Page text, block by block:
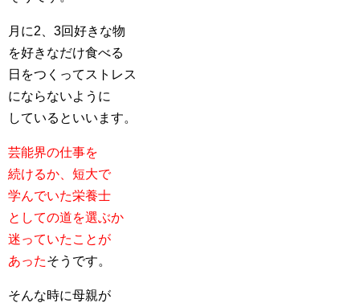
月に2、3回好きな物
を好きなだけ食べる
日をつくってストレス
にならないように
しているといいます。
芸能界の仕事を
続けるか、短大で
学んでいた栄養士
としての道を選ぶか
迷っていたことが
あったそうです。
そんな時に母親が